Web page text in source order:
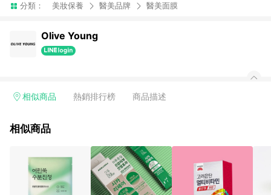
分類： 美妝保養 醫美品牌 醫美面膜
Olive Young
相似商品 熱銷排行榜 商品描述
相似商品